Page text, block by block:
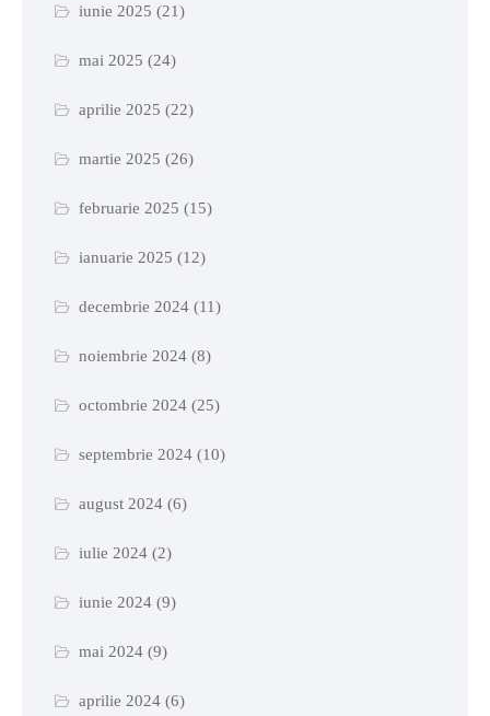
iunie 2025 (21)
mai 2025 (24)
aprilie 2025 (22)
martie 2025 (26)
februarie 2025 (15)
ianuarie 2025 (12)
decembrie 2024(11)
noiembrie 2024(8)
octombrie 2024(25)
septembrie 2024(10)
august 2024(6)
iulie 2024(2)
iunie 2024(9)
mai 2024(9)
aprilie 2024(6)